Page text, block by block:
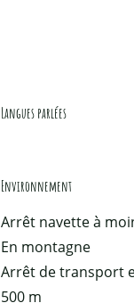
Langues parlées
Langues parlées
Environnement
Environnement
Arrêt navette à
En montagne
Arrêt de transport
500 m